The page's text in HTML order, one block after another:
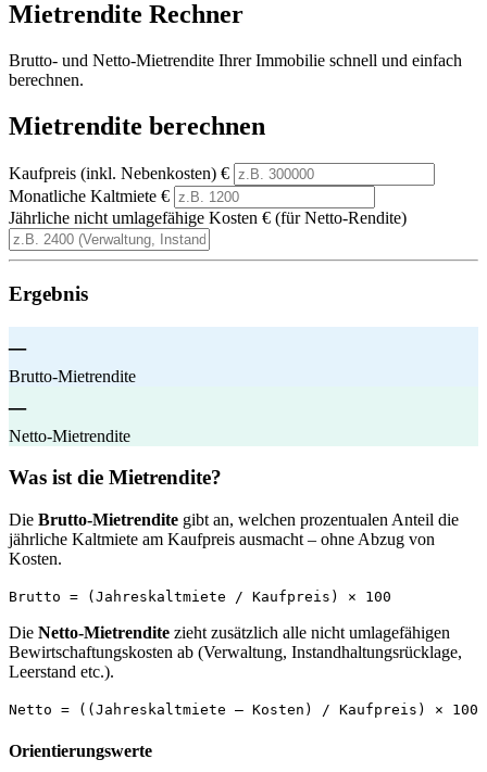
Mietrendite Rechner
Brutto- und Netto-Mietrendite Ihrer Immobilie schnell und einfach
berechnen.
Mietrendite berechnen
Kaufpreis (inkl. Nebenkosten) €
Monatliche Kaltmiete €
Jährliche nicht umlagefähige Kosten € (für Netto-Rendite)
Ergebnis
–
Brutto-Mietrendite
–
Netto-Mietrendite
Was ist die Mietrendite?
Die Brutto-Mietrendite gibt an, welchen prozentualen Anteil die
jährliche Kaltmiete am Kaufpreis ausmacht – ohne Abzug von
Kosten.
Brutto = (Jahreskaltmiete / Kaufpreis) × 100
Die Netto-Mietrendite zieht zusätzlich alle nicht umlagefähigen
Bewirtschaftungskosten ab (Verwaltung, Instandhaltungsrücklage,
Leerstand etc.).
Netto = ((Jahreskaltmiete – Kosten) / Kaufpreis) × 100
Orientierungswerte